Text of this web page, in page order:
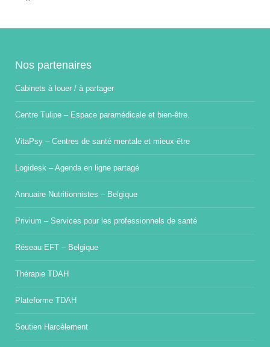
Nos partenaires
Cabinets à louer / à partager
Centre Tulipe – Espace paramédicale et bien-être.
VitaPsy – Centres de santé mentale et mieux-être
Logidesk – Agenda en ligne partagé
Annuaire Nutritionnistes – Belgique
Privium – Services pour les professionnels de santé
Réseau EFT – Belgique
Thérapie TDAH
Plateforme TDAH
Soutien Harcèlement